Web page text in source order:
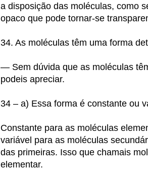
a disposição das moléculas, como
opaco que pode tornar-se
34. As moléculas têm uma forma
— Sem dúvida que as moléculas
podeis apreciar.
34 – a) Essa forma é constante ou
Constante para as moléculas
variável para as moléculas
das primeiras. Isso que chamais
elementar.